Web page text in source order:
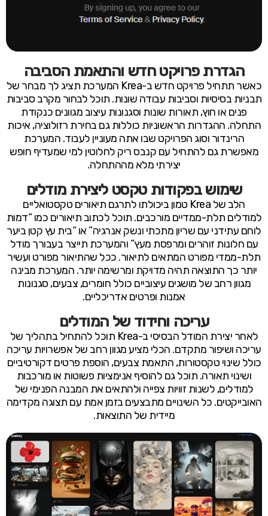
הגדרת פרויקט חדש והתאמת הסביבה
כאשר תתחיל פרויקט חדש ב-Krea המערכת תציג לך מבחר של
תבניות בסיסיות וסביבות עבודה שונות. תוכל לבחור מקרב סביבות
פנים או חוץ, תאורות שונות וסגנונות עיצוב מגוונים כנקודת
התחלה. ההגדרות הראשוניות כוללות גם בחירת רזולוציה, איכות
הרינדור וסוג הפרויקט שבו אתה מעוניין לעבוד. המערכת
מאפשרת גם להתחיל עם קנבס ריק לחלוטין למי שמעדיף חופש
יצירתי מלא מההתחלה.
שימוש בפקודות טקסט ליצירת מודלים
הלב של Krea טמון ביכולתו לתרגם תיאורים טקסטואליים
למודלים תלת-ממדיים מורכבים. תוכל לכתוב תיאורים כמו “דמות
לוחם עתידני עם שריון מתכתי ונשק אנרגיה” או “בית עץ קטן ביער
עם חלונות זוהרים ומרפסת מעץ” והמערכת תייצר בעבורך מודל
תלת-ממדי מפורט המתאים לתיאור. ככל שהתיאור מפורט ועשיר
יותר כך התוצאה תהיה מדויקת ומרשימה יותר. המערכת מבינה
מגוון רחב של מושגים עיצוביים כולל חומרים, צבעים, סגנונות
אמנות ופרטים אדריכליים.
עריכה וחידוד של המודלים
לאחר יצירת המודל הבסיסי ב-Krea תוכל להתחיל בתהליך של
עריכה ושיפור מתקדם. הכלי מציע מגוון רחב של אפשרויות עריכה
כולל שינוי טקסטורות, התאמת צבעים, הוספת פרטים דקורטיביים
ושינוי תאורה. תוכל גם להוסיף אנימציות פשוטות או מורכבות
למודלים, לשנות זוויות צפייה ולהתאים את המבנה הפנימי של
האובייקטים. כל השינויים מתבצעים בזמן אמת עם תצוגה מקדימה
מיידית של התוצאות.